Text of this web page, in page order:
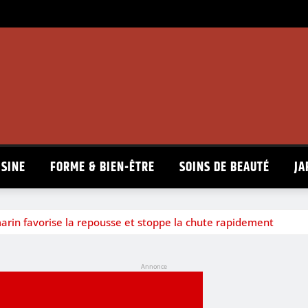
FORME & BIEN-ÊTRE SOINS DE BEAUTÉ
favorise la repousse et stoppe la chute rapidement
Annonce